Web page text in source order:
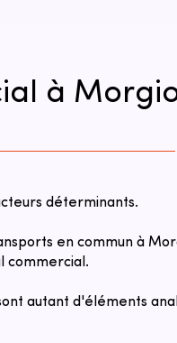
à
déterminants.
en commun à
commercial.
autant d'éléments